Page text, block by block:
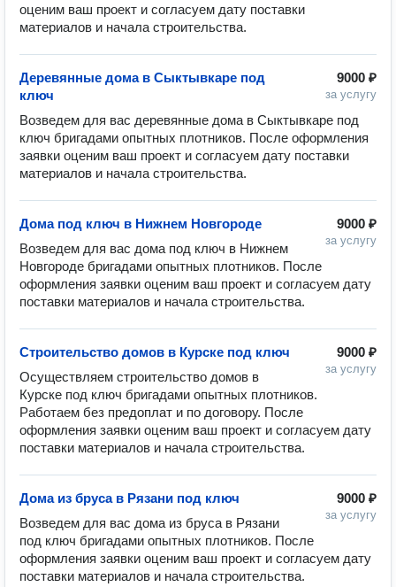
оценим ваш проект и согласуем дату поставки
9000 ₽
за услугу
Деревянные дома в Сыктывкаре под
ключ
Возведем для вас деревянные дома в Сыктывкаре под
ключ бригадами опытных плотников. После оформления
заявки оценим ваш проект и согласуем дату поставки
9000 ₽
за услугу
Дома под ключ в Нижнем Новгороде
Возведем для вас дома под ключ в Нижнем
Новгороде бригадами опытных плотников. После
оформления заявки оценим ваш проект и согласуем дату
9000 ₽
за услугу
Строительство домов в Курске под ключ
Осуществляем строительство домов в
Курске под ключ бригадами опытных плотников.
Работаем без предоплат и по договору. После
оформления заявки оценим ваш проект и согласуем дату
9000 ₽
за услугу
Дома из бруса в Рязани под ключ
Возведем для вас дома из бруса в Рязани
под ключ бригадами опытных плотников. После
оформления заявки оценим ваш проект и согласуем дату